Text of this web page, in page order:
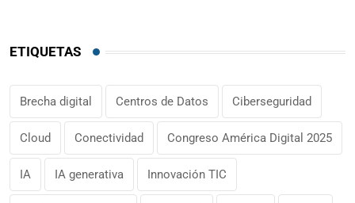
ETIQUETAS
Brecha digital Centros de Datos Ciberseguridad
Cloud Conectividad Congreso América Digital 2025
IA IA generativa Innovación TIC